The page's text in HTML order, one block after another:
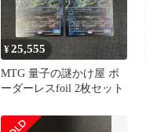
¥25,555
MTG 量子の謎かけ屋 ボ
ーダーレスfoil 2枚セット